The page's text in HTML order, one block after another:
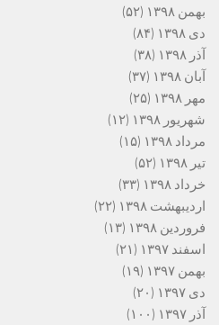
بهمن ۱۳۹۸
(۵۲)
دی ۱۳۹۸
(۸۴)
آذر ۱۳۹۸
(۳۸)
آبان ۱۳۹۸
(۳۷)
مهر ۱۳۹۸
(۲۵)
شهریور ۱۳۹۸
(۱۲)
مرداد ۱۳۹۸
(۱۵)
تیر ۱۳۹۸
(۵۲)
خرداد ۱۳۹۸
(۳۳)
اردیبهشت ۱۳۹۸
(۲۲)
فروردین ۱۳۹۸
(۱۳)
اسفند ۱۳۹۷
(۲۱)
بهمن ۱۳۹۷
(۱۹)
دی ۱۳۹۷
(۲۰)
آذر ۱۳۹۷
(۱۰۰)